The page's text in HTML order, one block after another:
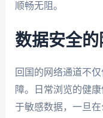
顺畅无阻。
数据安全
回国的网络通道不
障。日常浏览的健
于敏感数据，一旦